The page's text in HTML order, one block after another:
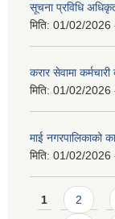
सूचना प्रविधि
मिति: 01/02/2026
करार सेवामा
मिति: 01/02/2026
माई नगरपालिकाको
मिति: 01/02/2026
Pages
1 2